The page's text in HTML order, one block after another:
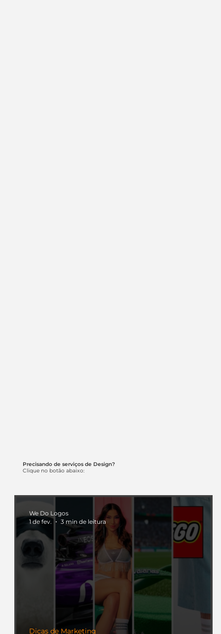
Precisando de serviços de Design?
Clique no botão abaixo:
Dicas de Marketing
We Do Logos
1 de fev.
3 min de leitura